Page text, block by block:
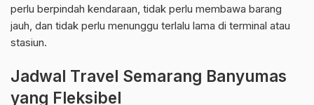
perlu berpindah kendaraan, tidak perlu membawa barang
jauh, dan tidak perlu menunggu terlalu lama di terminal atau
stasiun.
Jadwal Travel Semarang Banyumas
yang Fleksibel